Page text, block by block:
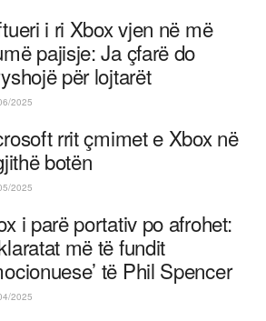
i ri Xbox vjen në më
pajisje: Ja çfarë do
për lojtarët
2025
rrit çmimet e Xbox në
botën
2025
i parë portativ po afrohet:
më të fundit
të Phil Spencer
2025